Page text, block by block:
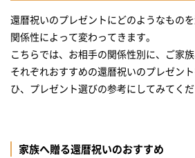
還暦祝いのプレゼントにどのようなもの
関係性によって変わってきます。
こちらでは、お相手の関係性別に、ご家
それぞれおすすめの還暦祝いのプレゼン
ひ、プレゼント選びの参考にしてみてくだ
家族へ贈る還暦祝いのおすすめ